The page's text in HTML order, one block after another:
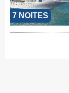
7 NOITES